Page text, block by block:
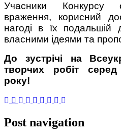
Учасники Конкурсу
враження, корисний
нагоді в їх подальшій
власними ідеями та
До зустрічі на
творчих робіт
року!
Post navigation